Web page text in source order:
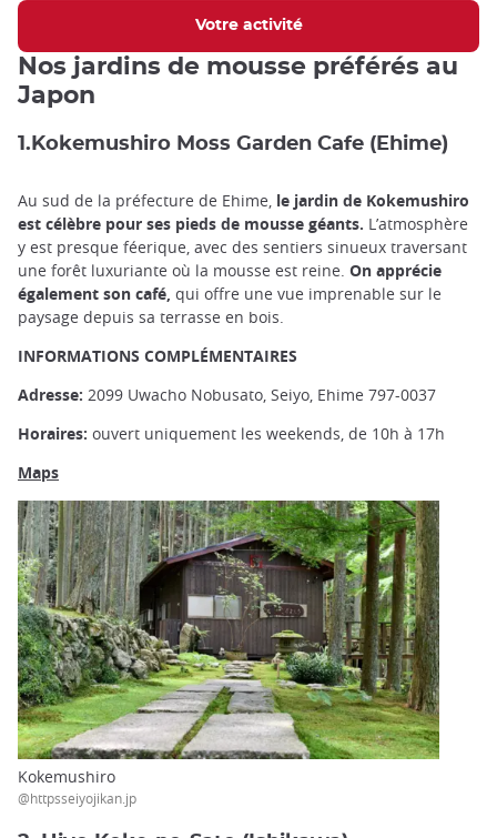
Votre activité
Nos jardins de mousse préférés au
Japon
1.Kokemushiro Moss Garden Cafe (Ehime)
Au sud de la préfecture de Ehime, le jardin de Kokemushiro
est célèbre pour ses pieds de mousse géants. L’atmosphère
y est presque féerique, avec des sentiers sinueux traversant
une forêt luxuriante où la mousse est reine. On apprécie
également son café, qui offre une vue imprenable sur le
paysage depuis sa terrasse en bois.
INFORMATIONS COMPLÉMENTAIRES
Adresse: 2099 Uwacho Nobusato, Seiyo, Ehime 797-0037
Horaires: ouvert uniquement les weekends, de 10h à 17h
Maps
Kokemushiro
@httpsseiyojikan.jp